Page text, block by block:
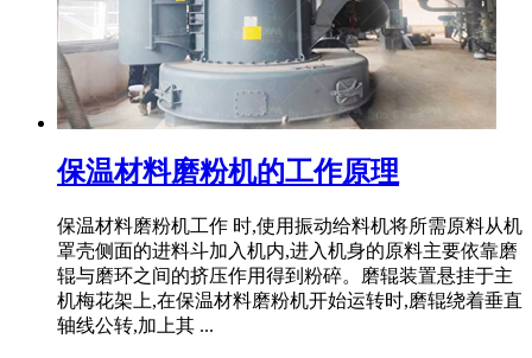
保温材料磨粉机的工作原理
保温材料磨粉机工作 时,使用振动给料机将所需原料从机
罩壳侧面的进料斗加入机内,进入机身的原料主要依靠磨
辊与磨环之间的挤压作用得到粉碎。磨辊装置悬挂于主
机梅花架上,在保温材料磨粉机开始运转时,磨辊绕着垂直
轴线公转,加上其 ...